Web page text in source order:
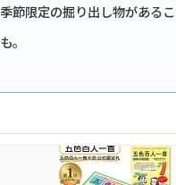
季節限定の掘り出し物がある
も。